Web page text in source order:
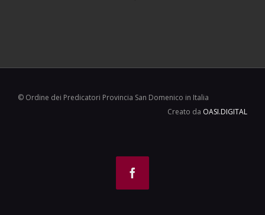
© Ordine dei Predicatori Provincia San Domenico in Italia
Creato da OASI.DIGITAL